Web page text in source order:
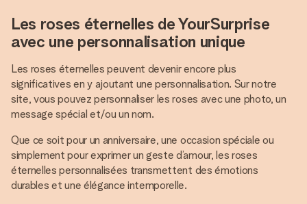
Les roses éternelles de YourSurprise
avec une personnalisation unique
Les roses éternelles peuvent devenir encore plus
significatives en y ajoutant une personnalisation. Sur notre
site, vous pouvez personnaliser les roses avec une photo, un
message spécial et/ou un nom.
Que ce soit pour un anniversaire, une occasion spéciale ou
simplement pour exprimer un geste d’amour, les roses
éternelles personnalisées transmettent des émotions
durables et une élégance intemporelle.